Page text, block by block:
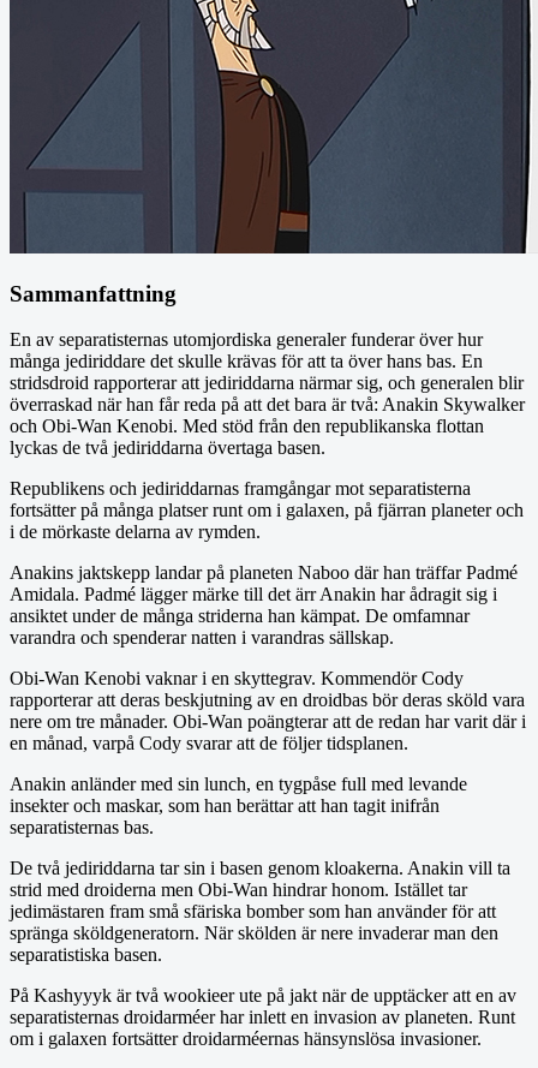
Sammanfattning
En av separatisternas utomjordiska generaler funderar över hur
många jediriddare det skulle krävas för att ta över hans bas. En
stridsdroid rapporterar att jediriddarna närmar sig, och generalen blir
överraskad när han får reda på att det bara är två: Anakin Skywalker
och Obi-Wan Kenobi. Med stöd från den republikanska flottan
lyckas de två jediriddarna övertaga basen.
Republikens och jediriddarnas framgångar mot separatisterna
fortsätter på många platser runt om i galaxen, på fjärran planeter och
i de mörkaste delarna av rymden.
Anakins jaktskepp landar på planeten Naboo där han träffar Padmé
Amidala. Padmé lägger märke till det ärr Anakin har ådragit sig i
ansiktet under de många striderna han kämpat. De omfamnar
varandra och spenderar natten i varandras sällskap.
Obi-Wan Kenobi vaknar i en skyttegrav. Kommendör Cody
rapporterar att deras beskjutning av en droidbas bör deras sköld vara
nere om tre månader. Obi-Wan poängterar att de redan har varit där i
en månad, varpå Cody svarar att de följer tidsplanen.
Anakin anländer med sin lunch, en tygpåse full med levande
insekter och maskar, som han berättar att han tagit inifrån
separatisternas bas.
De två jediriddarna tar sin i basen genom kloakerna. Anakin vill ta
strid med droiderna men Obi-Wan hindrar honom. Istället tar
jedimästaren fram små sfäriska bomber som han använder för att
spränga sköldgeneratorn. När skölden är nere invaderar man den
separatistiska basen.
På Kashyyyk är två wookieer ute på jakt när de upptäcker att en av
separatisternas droidarméer har inlett en invasion av planeten. Runt
om i galaxen fortsätter droidarméernas hänsynslösa invasioner.